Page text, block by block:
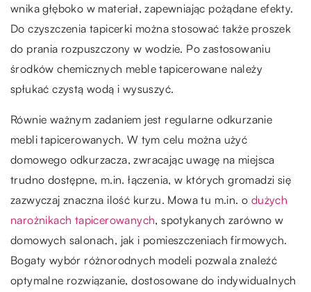
wnika głęboko w materiał, zapewniając pożądane efekty.
Do czyszczenia tapicerki można stosować także proszek
do prania rozpuszczony w wodzie. Po zastosowaniu
środków chemicznych meble tapicerowane należy
spłukać czystą wodą i wysuszyć.
Równie ważnym zadaniem jest regularne odkurzanie
mebli tapicerowanych. W tym celu można użyć
domowego odkurzacza, zwracając uwagę na miejsca
trudno dostępne, m.in. łączenia, w których gromadzi się
zazwyczaj znaczna ilość kurzu. Mowa tu m.in. o dużych
narożnikach tapicerowanych, spotykanych zarówno w
domowych salonach, jak i pomieszczeniach firmowych.
Bogaty wybór różnorodnych modeli pozwala znaleźć
optymalne rozwiązanie, dostosowane do indywidualnych